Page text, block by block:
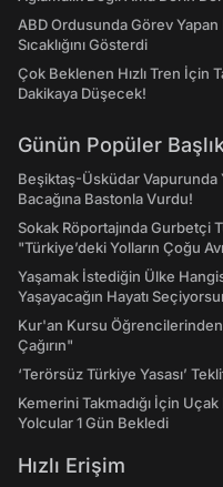
ABD Ordusunda Görev
Sıcaklığını Gösterdi
Çok Beklenen Hızlı Tren İçin
Dakikaya Düşecek!
Günün Popüler
Beşiktaş-Üsküdar Vapurunda
Bacağına Bastonla Vurdu!
Sokak Röportajında Gurbetçi
"Türkiye’deki Yolların Çoğu
Yaşamak İstediğin Ülke
Yaşayacağın Hayatı
Kur'an Kursu
Çağırın"
‘Terörsüz Türkiye Yasası’
Kemerini Takmadığı İçin
Yolcular 1 Gün Bekledi
Hızlı Erişim